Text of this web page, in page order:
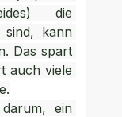
die
sind, kann
Das spart
auch viele
ein